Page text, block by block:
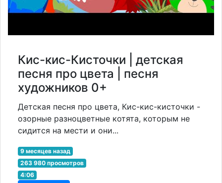
Кис-кис-Кисточки | детская
песня про цвета | песня
художников 0+
Детская песня про цвета, Кис-кис-кисточки -
озорные разноцветные котята, которым не
сидится на мести и они...
9 месяцев назад
263 980 просмотров
4:06